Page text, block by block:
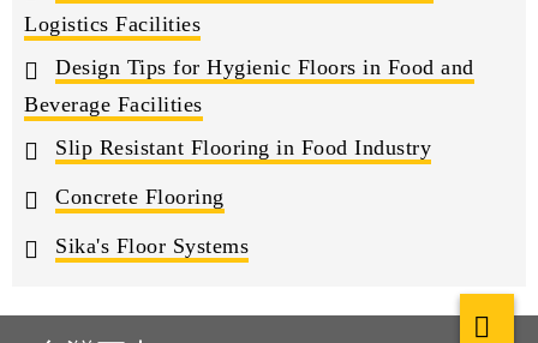
Logistics Facilities
Design Tips for Hygienic Floors in Food and
Beverage Facilities
Slip Resistant Flooring in Food Industry
Concrete Flooring
Sika's Floor Systems